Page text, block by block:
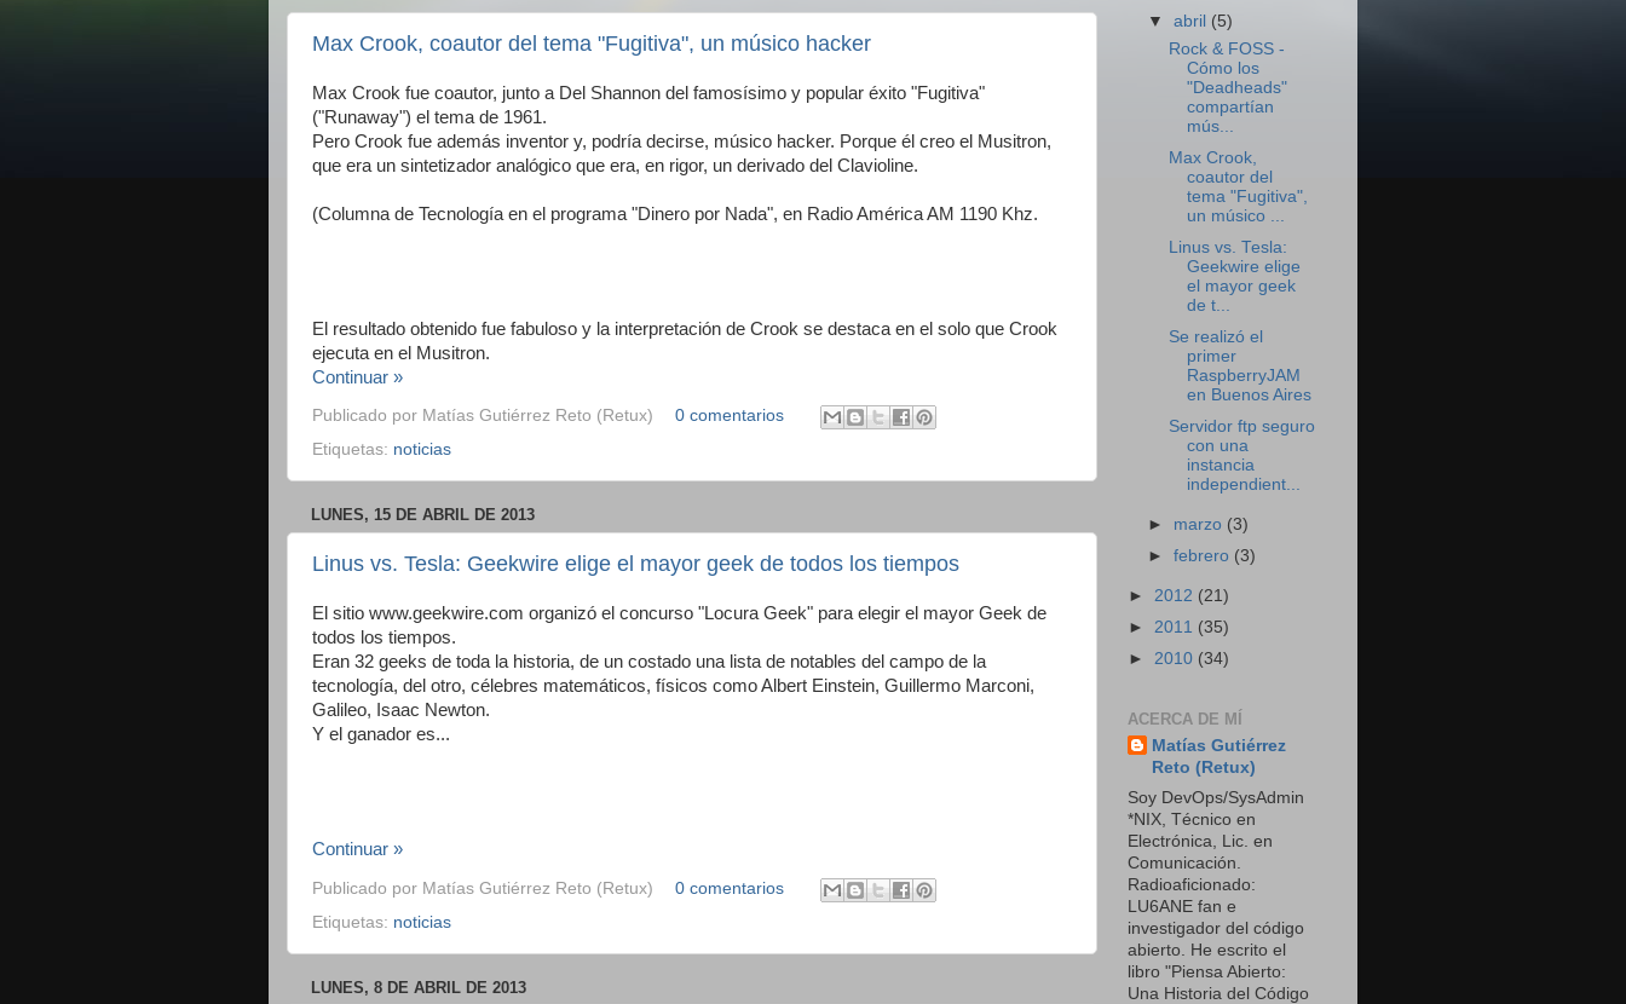
Max Crook, coautor del tema "Fugitiva", un músico hacker
Max Crook fue coautor, junto a Del Shannon del famosísimo y popular éxito "Fugitiva"
("Runaway") el tema de 1961.
Pero Crook fue además inventor y, podría decirse, músico hacker. Porque él creo el Musitron,
que era un sintetizador analógico que era, en rigor, un derivado del Clavioline.
(Columna de Tecnología en el programa "Dinero por Nada", en Radio América AM 1190 Khz.
El resultado obtenido fue fabuloso y la interpretación de Crook se destaca en el solo que Crook
ejecuta en el Musitron.
Continuar »
Publicado por Matías Gutiérrez Reto (Retux)
0 comentarios
Etiquetas: noticias
LUNES, 15 DE ABRIL DE 2013
Linus vs. Tesla: Geekwire elige el mayor geek de todos los tiempos
El sitio www.geekwire.com organizó el concurso "Locura Geek" para elegir el mayor Geek de
todos los tiempos.
Eran 32 geeks de toda la historia, de un costado una lista de notables del campo de la
tecnología, del otro, célebres matemáticos, físicos como Albert Einstein, Guillermo Marconi,
Galileo, Isaac Newton.
Y el ganador es...
Continuar »
Publicado por Matías Gutiérrez Reto (Retux)
0 comentarios
Etiquetas: noticias
LUNES, 8 DE ABRIL DE 2013
▼abril (5)
Rock & FOSS -
Cómo los
"Deadheads"
compartían
mús...
Max Crook,
coautor del
tema "Fugitiva",
un músico ...
Linus vs. Tesla:
Geekwire elige
el mayor geek
de t...
Se realizó el
primer
RaspberryJAM
en Buenos Aires
Servidor ftp seguro
con una
instancia
independient...
► marzo (3)
►febrero (3)
► 2012 (21)
► 2011 (35)
► 2010 (34)
ACERCA DE MÍ
Matías Gutiérrez
Reto (Retux)
Soy DevOps/SysAdmin
*NIX, Técnico en
Electrónica, Lic. en
Comunicación.
Radioaficionado:
LU6ANE fan e
investigador del código
abierto. He escrito el
libro "Piensa Abierto:
Una Historia del Código